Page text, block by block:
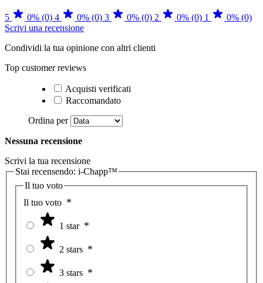
5 0% (0) 4 0% (0) 3 0% (0) 2 0% (0) 1
0% (0)
Scrivi una recensione
Condividi la tua opinione con altri clienti
Top customer reviews
Acquisti verificati
Raccomandato
Ordina per
Nessuna recensione
Scrivi la tua recensione
Stai recensendo: i-Chapp™
Il tuo voto
Il tuo voto
1 star
2 stars
3 stars